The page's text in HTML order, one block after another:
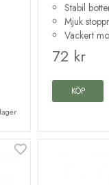
Stabil
Mjuk
Vackert
72 kr
KÖP